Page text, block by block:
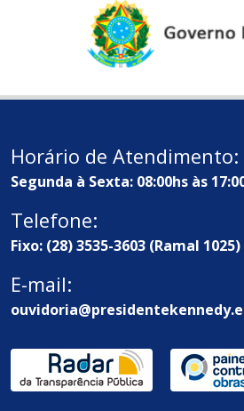
Horário de Atendimento:
Segunda à Sexta: 08:00hs às
Telefone:
Fixo: (28) 3535-3603 (Ramal 1025)
E-mail: